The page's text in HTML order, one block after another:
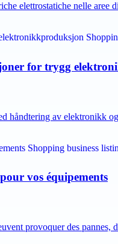
elettrostatiche nelle aree
for trygg
håndtering av elektronikk
vos équipements
provoquer des